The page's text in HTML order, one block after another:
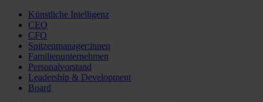
Künstliche Intelligenz
CEO
CFO
Spitzenmanager:innen
Familienunternehmen
Personalvorstand
Leadership & Development
Board